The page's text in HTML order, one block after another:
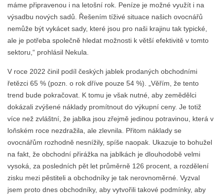
máme připravenou i na letošní rok. Peníze je možné využít i na
výsadbu nových sadů. Řešením tíživé situace našich ovocnářů
nemůže být vykácet sady, které jsou pro naši krajinu tak typické,
ale je potřeba společně hledat možnosti k větší efektivitě v tomto
sektoru,“ prohlásil Nekula.
V roce 2022 činil podíl českých jablek prodaných obchodními
řetězci 65 % (pozn. o rok dříve pouze 54 %). „Věřím, že tento
trend bude pokračovat. K tomu je však nutné, aby zemědělci
dokázali zvýšené náklady promítnout do výkupní ceny. Je totiž
více než zvláštní, že jablka jsou zřejmě jedinou potravinou, která v
loňském roce nezdražila, ale zlevnila. Přitom náklady se
ovocnářům rozhodně nesnížily, spíše naopak. Ukazuje to bohužel
na fakt, že obchodní přirážka na jablkách je dlouhodobě velmi
vysoká, za posledních pět let průměrně 126 procent, a rozdělení
zisku mezi pěstiteli a obchodníky je tak nerovnoměrné. Vyzval
jsem proto dnes obchodníky, aby vytvořili takové podmínky, aby